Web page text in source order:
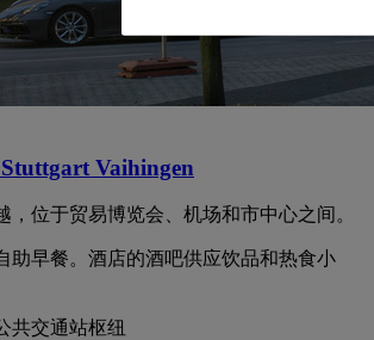
Vaihingen
，位于贸易博览会、机场和市中心之间。
助早餐。酒店的酒吧供应饮品和热食小
共交通站枢纽